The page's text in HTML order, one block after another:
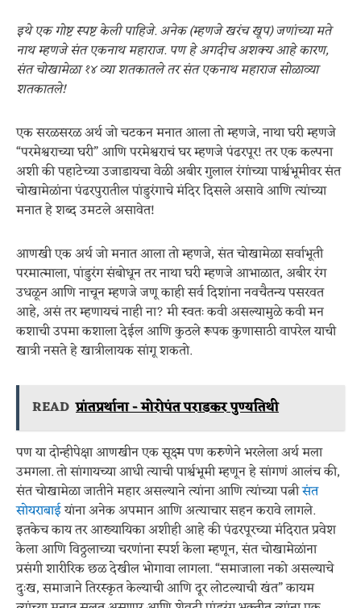
इथे एक गोष्ट स्पष्ट केली पाहिजे. अनेक (म्हणजे खरंच खूप) जणांच्या मते
नाथ म्हणजे संत एकनाथ महाराज. पण हे अगदीच अशक्य आहे कारण,
संत चोखामेळा १४ व्या शतकातले तर संत एकनाथ महाराज सोळाव्या
शतकातले!
एक सरळसरळ अर्थ जो चटकन मनात आला तो म्हणजे, नाथा घरी म्हणजे
“परमेश्वराच्या घरी” आणि परमेश्वराचं घर म्हणजे पंढरपूर! तर एक कल्पना
अशी की पहाटेच्या उजाडायचा वेळी अबीर गुलाल रंगांच्या पार्श्वभूमीवर संत
चोखामेळांना पंढरपुरातील पांडुरंगाचे मंदिर दिसले असावे आणि त्यांच्या
मनात हे शब्द उमटले असावेत!
आणखी एक अर्थ जो मनात आला तो म्हणजे, संत चोखामेळा सर्वाभूती
परमात्माला, पांडुरंग संबोधून तर नाथा घरी म्हणजे आभाळात, अबीर रंग
उधळून आणि नाचून म्हणजे जणू काही सर्व दिशांना नवचैतन्य पसरवत
आहे, असं तर म्हणायचं नाही ना? मी स्वतः कवी असल्यामुळे कवी मन
कशाची उपमा कशाला देईल आणि कुठले रूपक कुणासाठी वापरेल याची
खात्री नसते हे खात्रीलायक सांगू शकतो.
READ प्रांतप्रर्थाना - मोरोपंत पराडकर पुण्यतिथी
पण या दोन्हीपेक्षा आणखीन एक सूक्ष्म पण करुणेने भरलेला अर्थ मला
उमगला. तो सांगायच्या आधी त्याची पार्श्वभूमी म्हणून हे सांगणं आलंच की,
संत चोखामेळा जातीने महार असल्याने त्यांना आणि त्यांच्या पत्नीसंत
सोयराबाईयांना अनेक अपमान आणि अत्याचार सहन करावे लागले.
इतकेच काय तर आख्यायिका अशीही आहे की पंढरपूरच्या मंदिरात प्रवेश
केला आणि विठ्ठलाच्या चरणांना स्पर्श केला म्हणून, संत चोखामेळांना
प्रसंगी शारीरिक छळ देखील भोगावा लागला. “समाजाला नको असल्याचे
दुःख, समाजाने तिरस्कृत केल्याची आणि दूर लोटल्याची खंत” कायम